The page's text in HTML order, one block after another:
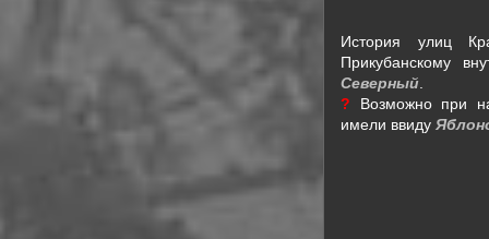
История улиц
Прикубанскому
Северный
? Возможно при
имели ввиду